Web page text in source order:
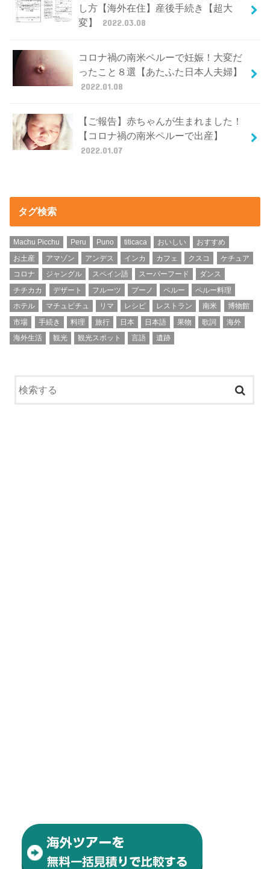
し方【海外在住】産後手続き【超大
変】
2022.03.08
コロナ禍の南米ペルーで妊娠！大変だ
ったこと８選【あたふた日本人夫婦】
2022.01.08
【ご報告】赤ちゃんが生まれました！
【コロナ禍の南米ペルーで出産】
2022.01.07
タグ検索
Machu Picchu Peru Puno titicaca おいしい
おすすめ
お土産
アマゾン アンデス インカ カフェ クスコ
ケチュア
コロナ
ジャングル スペイン語 スーパーフード
ダンス
チチカカ
デザート フルーツ プーノ ペルー
ペルー料理
ホテル
マチュピチュ リマ レシピ レストラン 南米
博物館
市場
手続き 料理 旅行 日本 日本語 果物 歌詞
海外
海外生活
観光 観光スポット 言語 遺跡